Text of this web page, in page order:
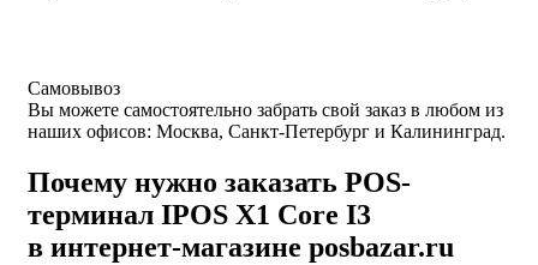
Самовывоз
Вы можете самостоятельно забрать свой заказ в любом из
наших офисов: Москва, Санкт-Петербург и Калининград.
Почему нужно заказать POS-
терминал IPOS X1 Core I3
в интернет-магазине posbazar.ru